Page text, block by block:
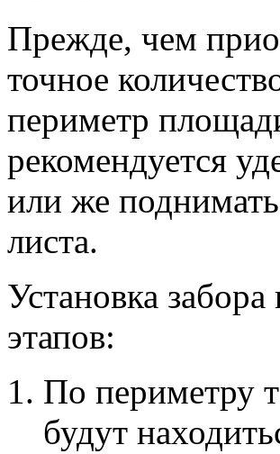
Прежде, чем
точное
периметр
рекомендуется
или же
листа.
Установка
этапов:
По периметру
будут